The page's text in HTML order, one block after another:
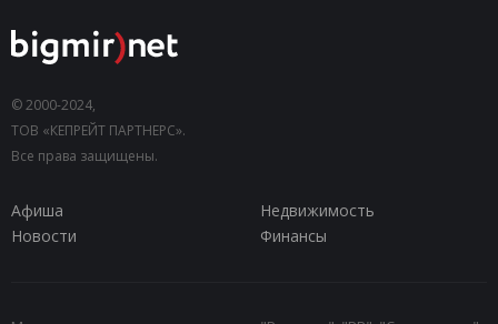
© 2000-2024,
ТОВ «КЕПРЕЙТ ПАРТНЕРС».
Все права защищены.
Афиша
Недвижимость
Новости
Финансы